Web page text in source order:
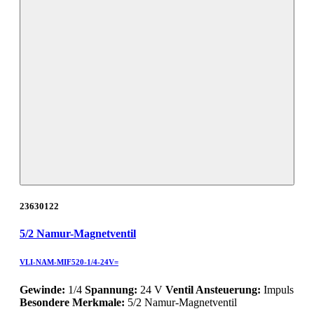
23630122
5/2 Namur-Magnetventil
VLI-NAM-MIF520-1/4-24V=
Gewinde: 1/4 Spannung: 24 V Ventil Ansteuerung: Impuls
Besondere Merkmale: 5/2 Namur-Magnetventil